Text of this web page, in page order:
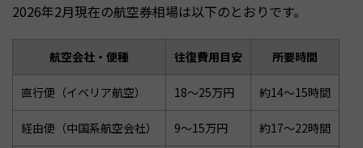
2026年2月現在の航空券相場は以下のとおりです。
航空会社・便種 往復費用目安 所要時間
直行便（イベリア航空） 18〜25万円 約14〜15時間
経由便（中国系航空会社） 9〜15万円 約17〜22時間